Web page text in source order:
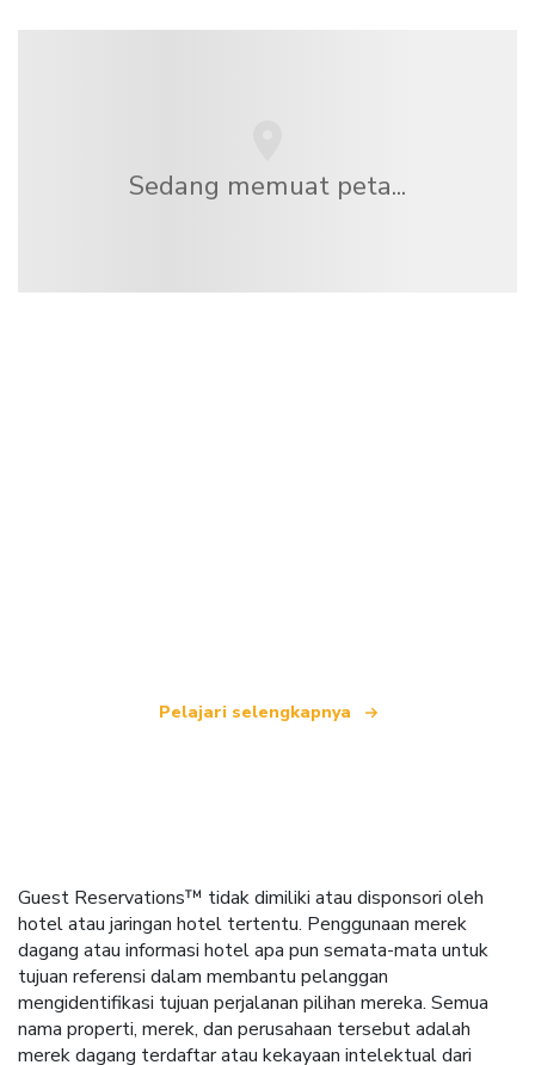
Sedang memuat peta...
Pelajari selengkapnya
Guest Reservations™ tidak dimiliki atau disponsori oleh
hotel atau jaringan hotel tertentu. Penggunaan merek
dagang atau informasi hotel apa pun semata-mata untuk
tujuan referensi dalam membantu pelanggan
mengidentifikasi tujuan perjalanan pilihan mereka. Semua
nama properti, merek, dan perusahaan tersebut adalah
merek dagang terdaftar atau kekayaan intelektual dari